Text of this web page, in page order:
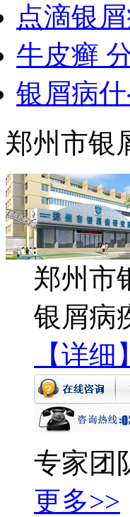
点滴银
牛皮癣
银屑病
郑州市银
郑州市
银屑病
【详细】
专家团
更多>>